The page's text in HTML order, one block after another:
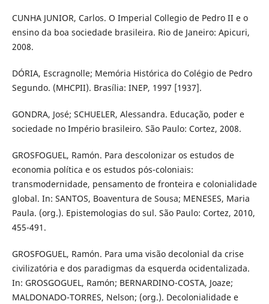
CUNHA JUNIOR, Carlos. O Imperial Collegio de Pedro II e o
ensino da boa sociedade brasileira. Rio de Janeiro: Apicuri,
2008.
DÓRIA, Escragnolle; Memória Histórica do Colégio de Pedro
Segundo. (MHCPII). Brasília: INEP, 1997 [1937].
GONDRA, José; SCHUELER, Alessandra. Educação, poder e
sociedade no Império brasileiro. São Paulo: Cortez, 2008.
GROSFOGUEL, Ramón. Para descolonizar os estudos de
economia política e os estudos pós-coloniais:
transmodernidade, pensamento de fronteira e colonialidade
global. In: SANTOS, Boaventura de Sousa; MENESES, Maria
Paula. (org.). Epistemologias do sul. São Paulo: Cortez, 2010,
455-491.
GROSFOGUEL, Ramón. Para uma visão decolonial da crise
civilizatória e dos paradigmas da esquerda ocidentalizada.
In: GROSGOGUEL, Ramón; BERNARDINO-COSTA, Joaze;
MALDONADO-TORRES, Nelson; (org.). Decolonialidade e